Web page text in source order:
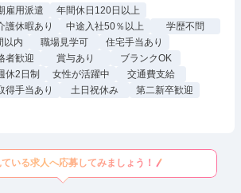
雇用派遣
年間休日120日以上
護休暇あり 中途入社50％以上
学歴不問
以内
職場見学可
住宅手当あり
者歓迎 賞与あり
ブランクOK
休2日制 女性が活躍中
交通費支給
得手当あり 土日祝休み
第二新卒歓迎
いる求人へ応募してみましょう！